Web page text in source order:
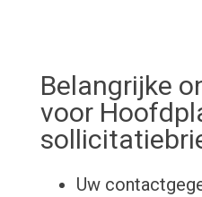
Belangrijke
voor
Uw